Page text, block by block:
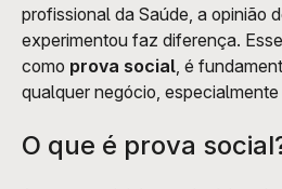
profissional da Saúde, a opinião
experimentou faz diferença.
como prova social, é
qualquer negócio,
O que é prova